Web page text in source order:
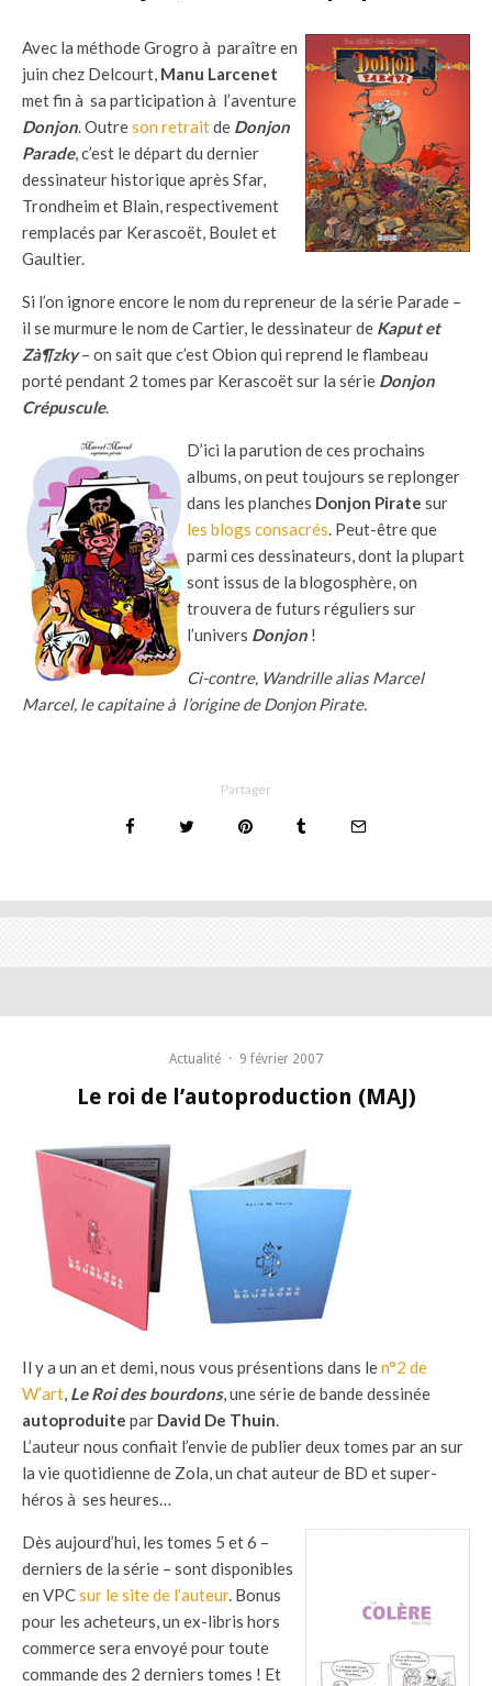
Avec la méthode Grogro à paraître en
juin chez Delcourt, Manu Larcenet
met fin à sa participation à l’aventure
Donjon. Outreson retraitde Donjon
Parade, c’est le départ du dernier
dessinateur historique après Sfar,
Trondheim et Blain, respectivement
remplacés par Kerascoët, Boulet et
Gaultier.
Si l’on ignore encore le nom du repreneur de la série Parade –
il se murmure le nom de Cartier, le dessinateur de Kaput et
Zà¶zky– on sait que c’est Obion qui reprend le flambeau
porté pendant 2 tomes par Kerascoët sur la série Donjon
Crépuscule.
D’ici la parution de ces prochains
albums, on peut toujours se replonger
dans les planches Donjon Pirate sur
les blogs consacrés. Peut-être que
parmi ces dessinateurs, dont la plupart
sont issus de la blogosphère, on
trouvera de futurs réguliers sur
l’univers Donjon !
Ci-contre, Wandrille alias Marcel
Marcel, le capitaine à l’origine de Donjon Pirate.
Partager
Actualité · 9 février 2007
Le roi de l’autoproduction (MAJ)
Il y a un an et demi, nous vous présentions dans len°2 de
W’art, Le Roi des bourdons, une série de bande dessinée
autoproduite par David De Thuin.
L’auteur nous confiait l’envie de publier deux tomes par an sur
la vie quotidienne de Zola, un chat auteur de BD et super-
héros à ses heures…
Dès aujourd’hui, les tomes 5 et 6 –
derniers de la série – sont disponibles
en VPCsur le site de l’auteur. Bonus
pour les acheteurs, un ex-libris hors
commerce sera envoyé pour toute
commande des 2 derniers tomes ! Et